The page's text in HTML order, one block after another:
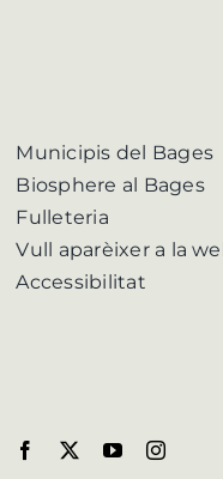
Municipis del Bages
Biosphere al Bages
Fulleteria
Vull aparèixer a la
Accessibilitat